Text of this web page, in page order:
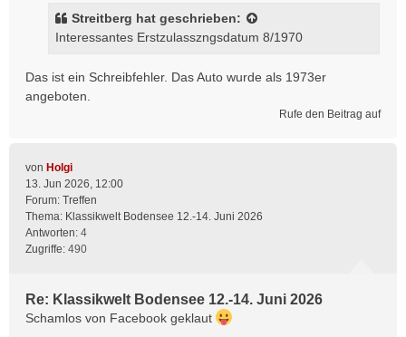
Streitberg hat geschrieben:
Interessantes Erstzulasszngsdatum 8/1970
Das ist ein Schreibfehler. Das Auto wurde als 1973er
angeboten.
Rufe den Beitrag auf
von Holgi
13. Jun 2026, 12:00
Forum: Treffen
Thema: Klassikwelt Bodensee 12.-14. Juni 2026
Antworten: 4
Zugriffe: 490
Re: Klassikwelt Bodensee 12.-14. Juni 2026
Schamlos von Facebook geklaut